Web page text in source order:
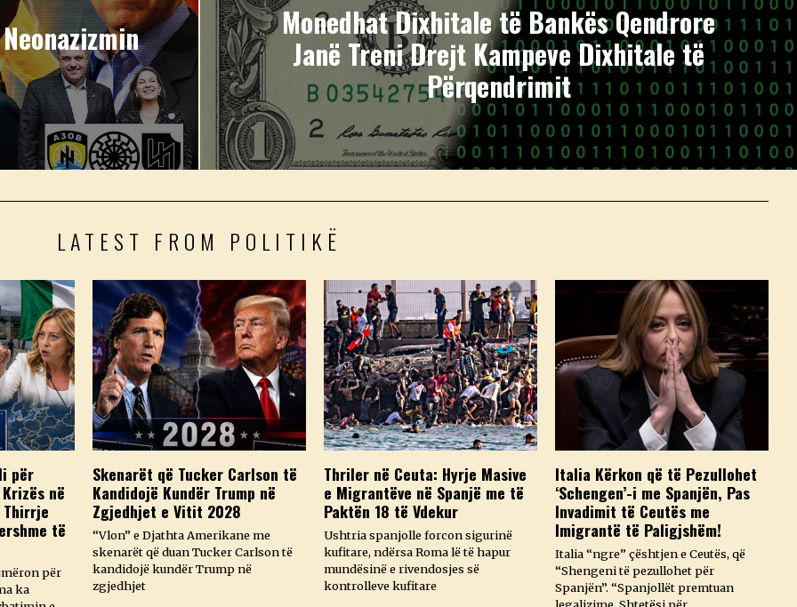
Monedhat Dixhitale të Bankës Qendrore
Janë Treni Drejt Kampeve Dixhitale të
Përqendrimit
LATEST FROM POLITIKË
për
në
të
për
ka
Skenarët që Tucker Carlson të
Kandidojë Kundër Trump në
Zgjedhjet e Vitit 2028
“Vlon” e Djathta Amerikane me
skenarët që duan Tucker Carlson të
kandidojë kundër Trump në
zgjedhjet
Thriler në Ceuta: Hyrje Masive
e Migrantëve në Spanjë me të
Paktën 18 të Vdekur
Ushtria spanjolle forcon sigurinë
kufitare, ndërsa Roma lë të hapur
mundësinë e rivendosjes së
kontrolleve kufitare
Italia Kërkon që të Pezullohet
‘Schengen’-i me Spanjën, Pas
Invadimit të Ceutës me
Imigrantë të Paligjshëm!
Italia “ngre” çështjen e Ceutës, që
“Shengeni të pezullohet për
Spanjën”. “Spanjollët premtuan
legalizime. Shtetësi për